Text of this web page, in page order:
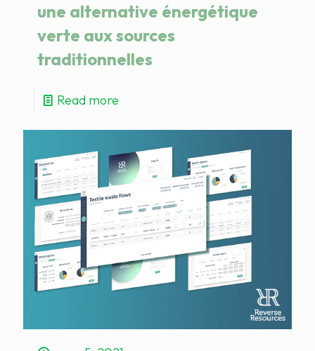
une alternative énergétique
verte aux sources
traditionnelles
Read more